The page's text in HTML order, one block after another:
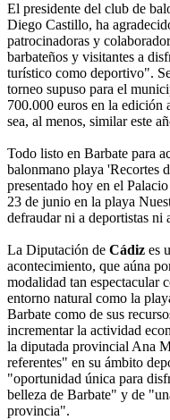
El presidente del club de
Diego Castillo, ha
patrocinadoras y
barbateños y visitantes a
turístico como deportivo".
torneo supuso para el
700.000 euros en la edición
sea, al menos, similar este
Todo listo en Barbate para
balonmano playa 'Recortes
presentado hoy en el
23 de junio en la playa
defraudar ni a deportistas
La Diputación de Cádiz es
acontecimiento, que aúna
modalidad tan espectacular
entorno natural como la
Barbate como de sus
incrementar la actividad
la diputada provincial Ana
referentes" en su ámbito
"oportunidad única para
belleza de Barbate" y de
provincia".